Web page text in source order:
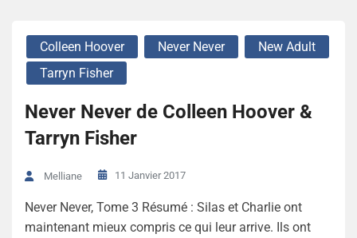
Colleen Hoover Never Never
New Adult
Tarryn Fisher
Never Never de Colleen Hoover &
Tarryn Fisher
Melliane 11 Janvier 2017
Never Never, Tome 3 Résumé : Silas et Charlie ont
maintenant mieux compris ce qui leur arrive. Ils ont